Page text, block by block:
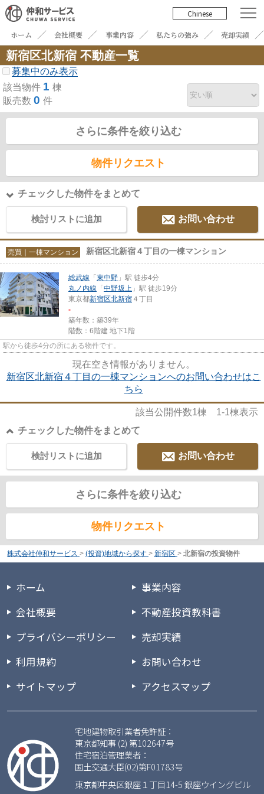
Chinese
ホーム 会社概要 事業内容 私たちの強み 売却実績
新宿区北新宿 不動産一覧
募集中のみ表示
該当物件 1 棟
販売数 0 件
さらに条件を絞り込む
物件リクエスト
チェックした物件をまとめて
検討リストに追加 お問い合わせ
売買｜一棟マンション 新宿区北新宿４丁目の一棟マンション
総武線 「 東中野 」駅 徒歩4分
丸ノ内線 「 中野坂上 」駅 徒歩19分
東京都新宿区北新宿 ４丁目
-
築年数：築39年
階数：6階建 地下1階
駅から徒歩4分の所にある物件です。
現在空き情報がありません。
新宿区北新宿４丁目の一棟マンションへのお問い合わせはこ
ちら
該当公開件数1棟 1-1棟表示
チェックした物件をまとめて
お問い合わせ
検討リストに追加
さらに条件を絞り込む
物件リクエスト
株式会社仲和サービス > (投資)地域から探す > 新宿区 > 北新宿の投資物件
ホーム
会社概要
プライバシーポリシー
利用規約
サイトマップ
事業内容
不動産投資教科書
売却実績
お問い合わせ
アクセスマップ
宅地建物取引業者免許証：
東京都知事 (2) 第102647号
住宅宿泊管理業者：
国土交通大臣(02)第F01783号
東京都中央区銀座１丁目14-5 銀座ウイングビル